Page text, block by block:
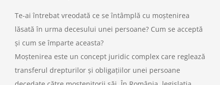
Te-ai întrebat vreodată ce se întâmplă cu moștenirea
lăsată în urma decesului unei persoane? Cum se acceptă
și cum se împarte aceasta?
Moștenirea este un concept juridic complex care reglează
transferul drepturilor și obligațiilor unei persoane